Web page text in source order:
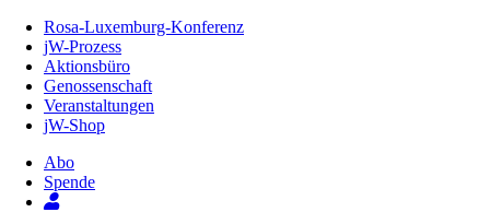
Inhalt
Seite
Rosa-Luxemburg-Konferenz
jW-Prozess
Aktionsbüro
Genossenschaft
Veranstaltungen
jW-Shop
Abo
Spende